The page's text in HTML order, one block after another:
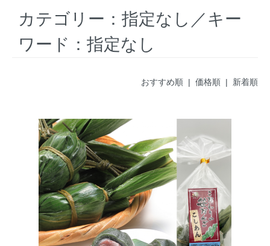
カテゴリー：指定なし／キー
ワード：指定なし
おすすめ順 | 価格順 | 新着順